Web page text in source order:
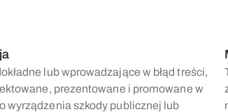
lub wprowadzające w błąd treści,
prezentowane i promowane w
wyrządzenia szkody publicznej lub